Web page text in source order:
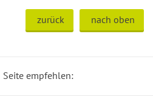
zurück nach oben
Seite empfehlen: